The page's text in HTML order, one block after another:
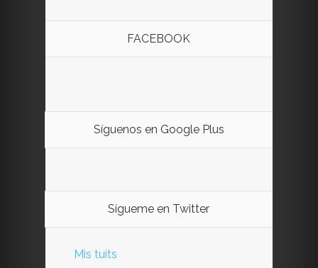
FACEBOOK
Síguenos en Google Plus
Sígueme en Twitter
Mis tuits